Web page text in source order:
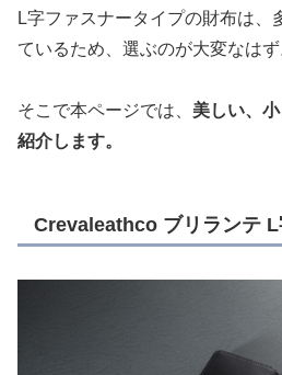
L字ファスナータイプの財布は、
ているため、選ぶのが大変なはず
そこで本ページでは、 美しい、
紹介します。
Crevaleathco ブリランテ